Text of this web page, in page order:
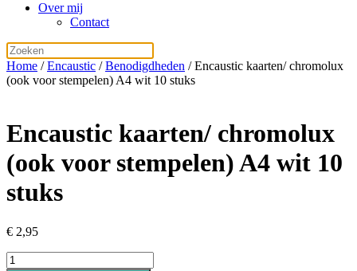
Over mij
Contact
Home /Encaustic /Benodigdheden / Encaustic kaarten/ chromolux
(ook voor stempelen) A4 wit 10 stuks
Encaustic kaarten/ chromolux
(ook voor stempelen) A4 wit 10
stuks
€ 2,95
Encaustic